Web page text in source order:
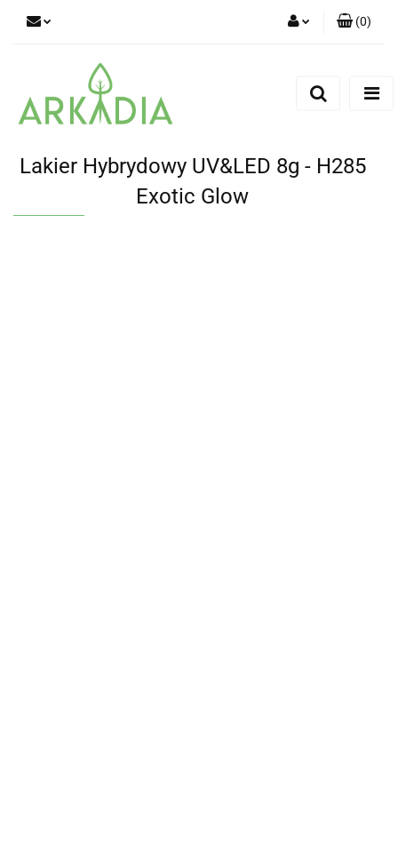
(0)
Lakier Hybrydowy UV&LED 8g - H285
Exotic Glow